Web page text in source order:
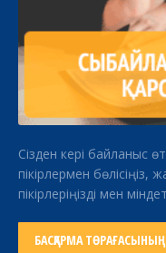
Сізден кері байланыс
пікірлермен
пікірлеріңізді мен
БАСҚАРМА